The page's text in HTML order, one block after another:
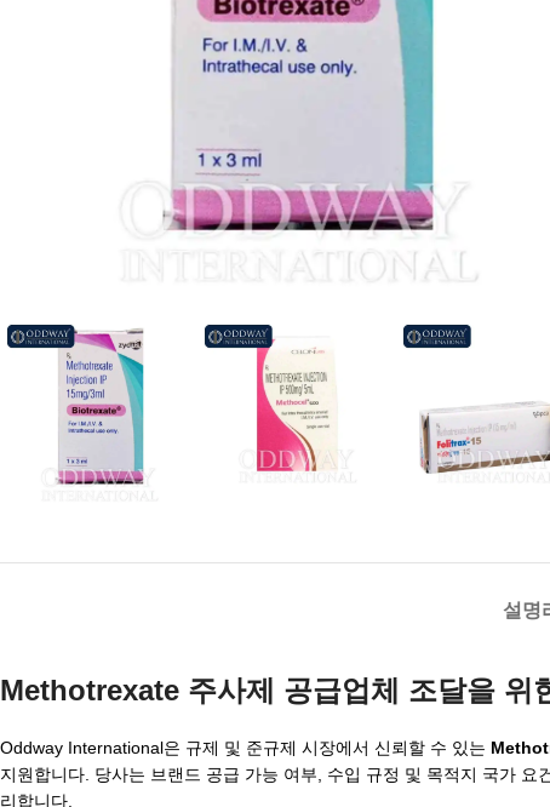
설명
Methotrexate 주사제 공급업체 조달을 위
Oddway International은 규제 및 준규제 시장에서 신뢰할 수 있는
지원합니다. 당사는 브랜드 공급 가능 여부, 수입 규정 및 목적지 국가 요
리합니다.